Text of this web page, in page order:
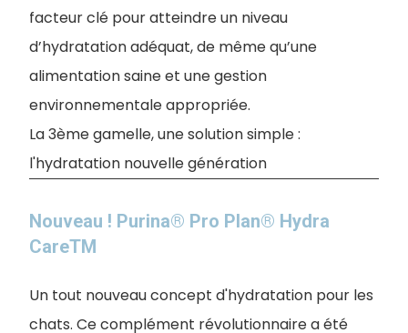
facteur clé pour atteindre un niveau
d’hydratation adéquat, de même qu’une
alimentation saine et une gestion
environnementale appropriée.
La 3ème gamelle, une solution simple :
l'hydratation nouvelle génération
Nouveau ! Purina® Pro Plan® Hydra
CareTM
Un tout nouveau concept d'hydratation pour les
chats. Ce complément révolutionnaire a été